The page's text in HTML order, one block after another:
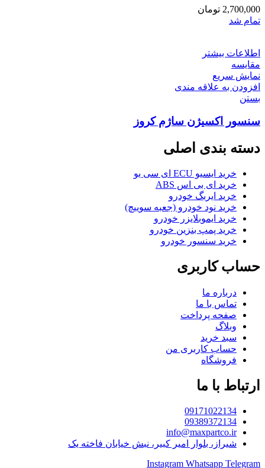
2,700,000 تومان
تمام شد
اطلاعات بیشتر
مقایسه
نمایش سریع
افزودن به علاقه مندی
بستن
سنسور اکسیژن ساژم کروز
دسته بندی اصلی
خرید ایسیو ECU ای سی یو
خرید ای بی اس ABS
خرید ایربگ خودرو
خرید نود خودرو (جعبه سوییچ)
خرید ایموبلایزر خودرو
خرید پمپ بنزین خودرو
خرید سنسور خودرو
حساب کاربری
درباره ما
تماس با ما
صفحه پرداخت
وبلاگ
سبد خرید
حساب کاربری من
فروشگاه
ارتباط با ما
09171022134
09389372134
info@maxpartco.ir
شیراز، بلوار امیر کبیر، نبش خیابان فاخته یک
Instagram Whatsapp Telegram